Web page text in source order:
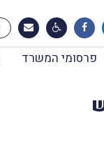
פרסומי המשרד